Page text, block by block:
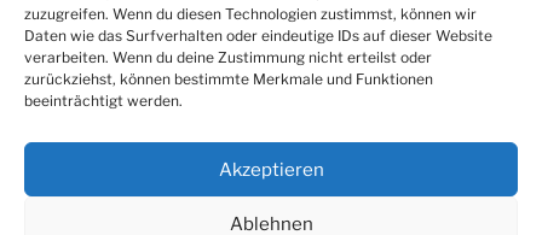
zuzugreifen. Wenn du diesen Technologien zustimmst, können wir
Daten wie das Surfverhalten oder eindeutige IDs auf dieser Website
verarbeiten. Wenn du deine Zustimmung nicht erteilst oder
zurückziehst, können bestimmte Merkmale und Funktionen
beeinträchtigt werden.
Akzeptieren
Ablehnen
Newsletter
Richtlinie (EU)